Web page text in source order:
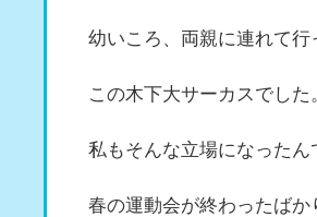
幼いころ、両親に連れて
この木下大サーカスでした
私もそんな立場になったん
春の運動会が終わったばか